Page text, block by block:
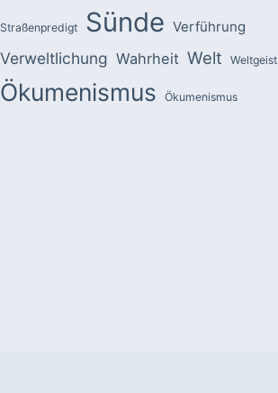
Straßenpredigt Sünde Verführung
Verweltlichung Wahrheit Welt Weltgeist
Ökumenismus Ökumenismus